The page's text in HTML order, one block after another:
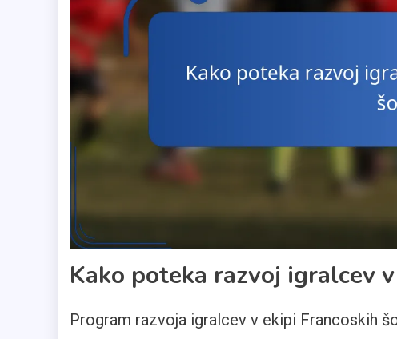
Kako poteka razvoj igralcev
Program razvoja igralcev v ekipi Francoskih